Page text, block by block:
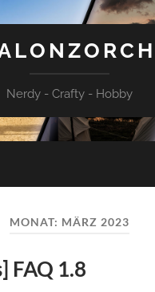
Nerdy - Crafty - Hobby
MONAT: MÄRZ 2023
FAQ 1.8